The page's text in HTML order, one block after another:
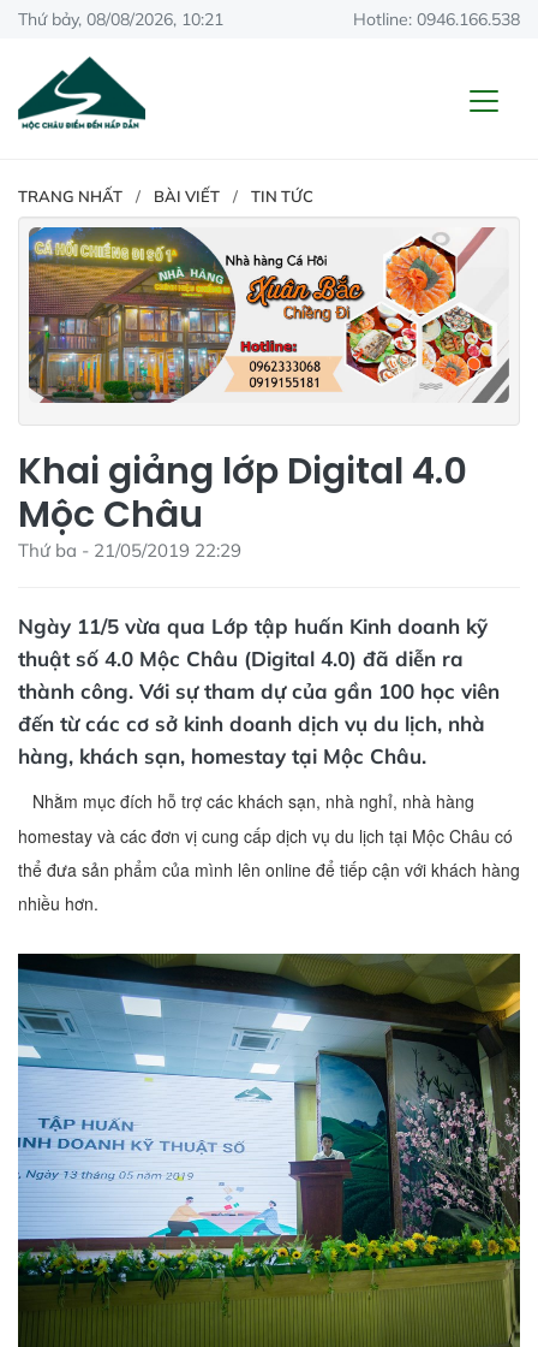
Thứ bảy, 08/08/2026, 10:21 Hotline: 0946.166.538
TRANG NHẤT BÀI VIẾT TIN TỨC
Khai giảng lớp Digital 4.0
Mộc Châu
Thứ ba - 21/05/2019 22:29
Ngày 11/5 vừa qua Lớp tập huấn Kinh doanh kỹ
thuật số 4.0 Mộc Châu (Digital 4.0) đã diễn ra
thành công. Với sự tham dự của gần 100 học viên
đến từ các cơ sở kinh doanh dịch vụ du lịch, nhà
hàng, khách sạn, homestay tại Mộc Châu.
Nhằm mục đích hỗ trợ các khách sạn, nhà nghỉ, nhà hàng
homestay và các đơn vị cung cấp dịch vụ du lịch tại Mộc Châu có
thể đưa sản phẩm của mình lên online để tiếp cận với khách hàng
nhiều hơn.